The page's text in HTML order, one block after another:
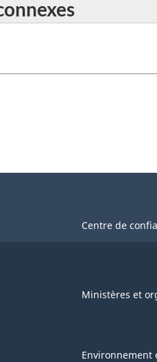
Centre de
Ministères et
Environnement